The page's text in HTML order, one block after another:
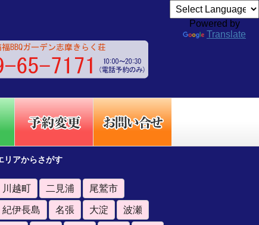
Powered by
Translate
リアからさがす
川越町 二見浦
尾鷲市
紀伊長島
名張 大淀
波瀬